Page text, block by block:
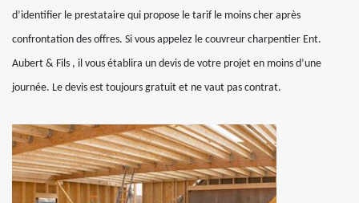
d’identifier le prestataire qui propose le tarif le moins cher après
confrontation des offres. Si vous appelez le couvreur charpentier Ent.
Aubert & Fils , il vous établira un devis de votre projet en moins d’une
journée. Le devis est toujours gratuit et ne vaut pas contrat.